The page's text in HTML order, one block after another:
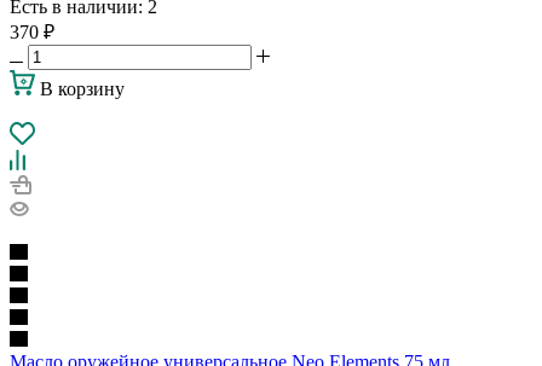
Есть в наличии: 2
370 ₽
В корзину
Масло оружейное универсальное Neo Elements 75 мл